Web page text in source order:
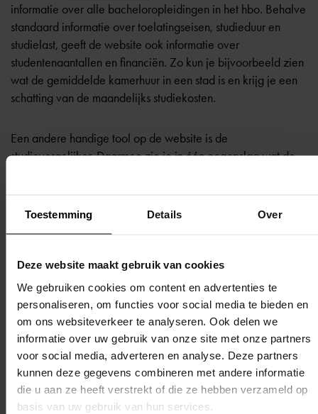
Toestemming Details Over
Deze website maakt gebruik van cookies
We gebruiken cookies om content en advertenties te
personaliseren, om functies voor social media te bieden en
om ons websiteverkeer te analyseren. Ook delen we
informatie over uw gebruik van onze site met onze partners
voor social media, adverteren en analyse. Deze partners
kunnen deze gegevens combineren met andere informatie
die u aan ze heeft verstrekt of die ze hebben verzameld op
basis van uw gebruik van hun services.
informatie over alle bacheloropleidingen in het hbo. Behalve
standaard informatie over toelatingseisen, studieduur en
studielast, geeft de website ook informatie over
studentenaantallen en financiën. Zo kun je bijvoorbeeld zien
wat de gemiddelde kamerhuur in een stad is en krijg je een
schatting van de maandelijks studiekosten.
Een andere handige tool op de website is de
studievergelijker. Daarmee zie je in één oogopslag wat de
Verder houdt de website een actuele voorlichtingsagenda bij
voor open dagen, meeloopdagen en ‘late beslissersdagen’.
Talentfocus.nl
Op de website van talentfocus kun je een gratis studie-
oriëntatietestmaken. De test bestaat uit twee onderdelen:
studie-sectoren en studie-inhoud. Eerst geef je aan welke
sectoren jou interessant lijken, zoals taal en communicatie of
bouwkunde. Daarna krijg je tientallen inhoudelijke
studiebeschrijvingen voorgelegd. Bijvoorbeeld: